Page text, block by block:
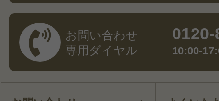
お問い合わせ
専用ダイヤル
10:00-